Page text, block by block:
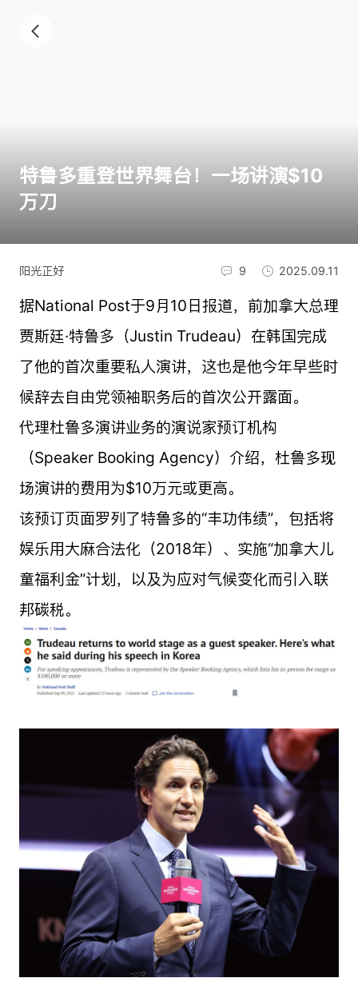
特鲁多重登世界舞台！一场讲演$10
万刀
阳光正好 9 2025.09.11
据National Post于9月10日报道，前加拿大总理
贾斯廷·特鲁多（Justin Trudeau）在韩国完成
了他的首次重要私人演讲，这也是他今年早些时
候辞去自由党领袖职务后的首次公开露面。
代理杜鲁多演讲业务的演说家预订机构
（Speaker Booking Agency）介绍，杜鲁多现
场演讲的费用为$10万元或更高。
该预订页面罗列了特鲁多的“丰功伟绩”，包括将
娱乐用大麻合法化（2018年）、实施“加拿大儿
童福利金”计划，以及为应对气候变化而引入联
邦碳税。